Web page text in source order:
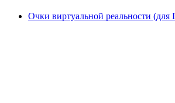
Очки виртуальной реальности